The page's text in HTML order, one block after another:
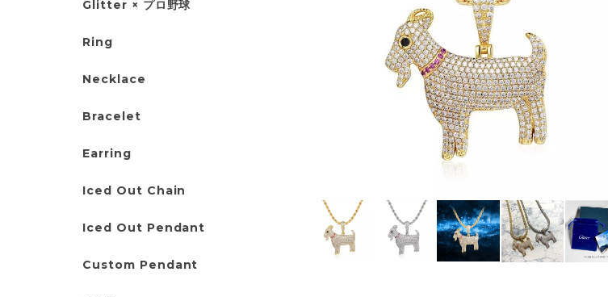
Glitter × プロ野球
Ring
Necklace
Bracelet
Earring
Iced Out Chain
Iced Out Pendant
Custom Pendant